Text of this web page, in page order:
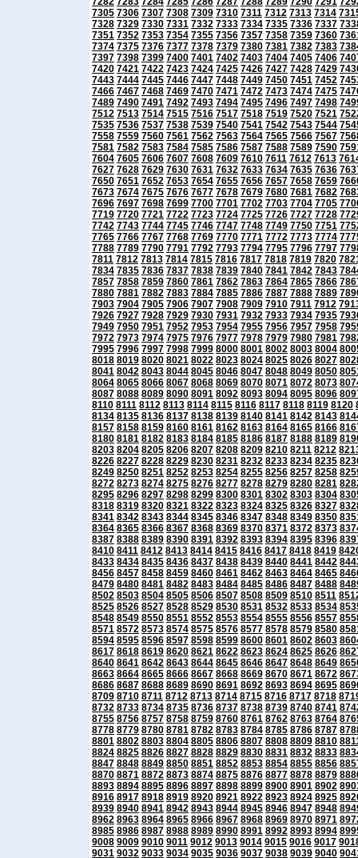
7305 7306 7307 7308 7309 7310 7311 7312 7313 7314
7328 7329 7330 7331 7332 7333 7334 7335 7336 7337
7351 7352 7353 7354 7355 7356 7357 7358 7359 7360
7374 7375 7376 7377 7378 7379 7380 7381 7382 7383
7397 7398 7399 7400 7401 7402 7403 7404 7405 7406
7420 7421 7422 7423 7424 7425 7426 7427 7428 7429
7443 7444 7445 7446 7447 7448 7449 7450 7451 7452
7466 7467 7468 7469 7470 7471 7472 7473 7474 7475
7489 7490 7491 7492 7493 7494 7495 7496 7497 7498
7512 7513 7514 7515 7516 7517 7518 7519 7520 7521
7535 7536 7537 7538 7539 7540 7541 7542 7543 7544
7558 7559 7560 7561 7562 7563 7564 7565 7566 7567
7581 7582 7583 7584 7585 7586 7587 7588 7589 7590
7604 7605 7606 7607 7608 7609 7610 7611 7612 7613
7627 7628 7629 7630 7631 7632 7633 7634 7635 7636
7650 7651 7652 7653 7654 7655 7656 7657 7658 7659
7673 7674 7675 7676 7677 7678 7679 7680 7681 7682
7696 7697 7698 7699 7700 7701 7702 7703 7704 7705
7719 7720 7721 7722 7723 7724 7725 7726 7727 7728
7742 7743 7744 7745 7746 7747 7748 7749 7750 7751
7765 7766 7767 7768 7769 7770 7771 7772 7773 7774
7788 7789 7790 7791 7792 7793 7794 7795 7796 7797
7811 7812 7813 7814 7815 7816 7817 7818 7819 7820
7834 7835 7836 7837 7838 7839 7840 7841 7842 7843
7857 7858 7859 7860 7861 7862 7863 7864 7865 7866
7880 7881 7882 7883 7884 7885 7886 7887 7888 7889
7903 7904 7905 7906 7907 7908 7909 7910 7911 7912
7926 7927 7928 7929 7930 7931 7932 7933 7934 7935
7949 7950 7951 7952 7953 7954 7955 7956 7957 7958
7972 7973 7974 7975 7976 7977 7978 7979 7980 7981
7995 7996 7997 7998 7999 8000 8001 8002 8003 8004
8018 8019 8020 8021 8022 8023 8024 8025 8026 8027
8041 8042 8043 8044 8045 8046 8047 8048 8049 8050
8064 8065 8066 8067 8068 8069 8070 8071 8072 8073
8087 8088 8089 8090 8091 8092 8093 8094 8095 8096
8110 8111 8112 8113 8114 8115 8116 8117 8118 8119 8120
8134 8135 8136 8137 8138 8139 8140 8141 8142 8143
8157 8158 8159 8160 8161 8162 8163 8164 8165 8166
8180 8181 8182 8183 8184 8185 8186 8187 8188 8189
8203 8204 8205 8206 8207 8208 8209 8210 8211 8212
8226 8227 8228 8229 8230 8231 8232 8233 8234 8235
8249 8250 8251 8252 8253 8254 8255 8256 8257 8258
8272 8273 8274 8275 8276 8277 8278 8279 8280 8281
8295 8296 8297 8298 8299 8300 8301 8302 8303 8304
8318 8319 8320 8321 8322 8323 8324 8325 8326 8327
8341 8342 8343 8344 8345 8346 8347 8348 8349 8350
8364 8365 8366 8367 8368 8369 8370 8371 8372 8373
8387 8388 8389 8390 8391 8392 8393 8394 8395 8396
8410 8411 8412 8413 8414 8415 8416 8417 8418 8419
8433 8434 8435 8436 8437 8438 8439 8440 8441 8442
8456 8457 8458 8459 8460 8461 8462 8463 8464 8465
8479 8480 8481 8482 8483 8484 8485 8486 8487 8488
8502 8503 8504 8505 8506 8507 8508 8509 8510 8511
8525 8526 8527 8528 8529 8530 8531 8532 8533 8534
8548 8549 8550 8551 8552 8553 8554 8555 8556 8557
8571 8572 8573 8574 8575 8576 8577 8578 8579 8580
8594 8595 8596 8597 8598 8599 8600 8601 8602 8603
8617 8618 8619 8620 8621 8622 8623 8624 8625 8626
8640 8641 8642 8643 8644 8645 8646 8647 8648 8649
8663 8664 8665 8666 8667 8668 8669 8670 8671 8672
8686 8687 8688 8689 8690 8691 8692 8693 8694 8695
8709 8710 8711 8712 8713 8714 8715 8716 8717 8718
8732 8733 8734 8735 8736 8737 8738 8739 8740 8741
8755 8756 8757 8758 8759 8760 8761 8762 8763 8764
8778 8779 8780 8781 8782 8783 8784 8785 8786 8787
8801 8802 8803 8804 8805 8806 8807 8808 8809 8810
8824 8825 8826 8827 8828 8829 8830 8831 8832 8833
8847 8848 8849 8850 8851 8852 8853 8854 8855 8856
8870 8871 8872 8873 8874 8875 8876 8877 8878 8879
8893 8894 8895 8896 8897 8898 8899 8900 8901 8902
8916 8917 8918 8919 8920 8921 8922 8923 8924 8925
8939 8940 8941 8942 8943 8944 8945 8946 8947 8948
8962 8963 8964 8965 8966 8967 8968 8969 8970 8971
8985 8986 8987 8988 8989 8990 8991 8992 8993 8994
9008 9009 9010 9011 9012 9013 9014 9015 9016 9017
9031 9032 9033 9034 9035 9036 9037 9038 9039 9040